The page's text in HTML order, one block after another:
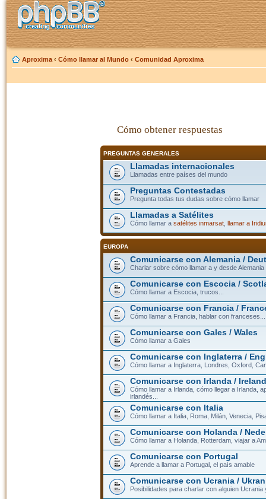
Aproxima ‹ Cómo llamar al Mundo ‹ Comunidad Aproxima
Cómo obtener respuestas
PREGUNTAS GENERALES
Llamadas internacionales
Llamadas entre países del mundo
Preguntas Contestadas
Pregunta todas tus dudas sobre cómo llamar
Llamadas a Satélites
Cómo llamar a satélites inmarsat, llamar a
EUROPA
Comunicarse con Alemania /
Charlar sobre cómo llamar a y desde Alemania
Comunicarse con Escocia /
Cómo llamar a Escocia, trucos...
Comunicarse con Francia /
Cómo llamar a Francia, hablar con franceses...
Comunicarse con Gales / Wales
Cómo llamar a Gales
Comunicarse con Inglaterra /
Cómo llamar a Inglaterra, Londres, Oxford,
Comunicarse con Irlanda / Ireland
Cómo llamar a Irlanda, cómo llegar a Irlanda,
irlandés...
Comunicarse con Italia
Cómo llamar a Italia, Roma, Milán, Venecia,
Comunicarse con Holanda /
Cómo llamar a Holanda, Rotterdam, viajar a
Comunicarse con Portugal
Aprende a llamar a Portugal, el país amable
Comunicarse con Ucrania /
Posibilidades para charlar con alguien Ucrania